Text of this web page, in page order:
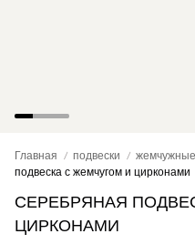
Главная подвески
подвеска с жемчугом и цирконами
СЕРЕБРЯНАЯ
ЦИРКОНАМИ